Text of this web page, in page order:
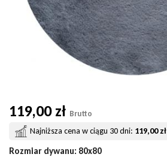
119,00 zł Brutto
Najniższa cena w ciągu 30 dni: 119,00 zł
Rozmiar dywanu: 80x80